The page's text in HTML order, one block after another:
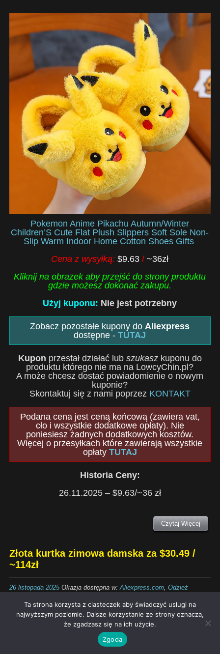
Pokemon Anime Pikachu Autumn/Winter
Children’S Cute Flat Plush Slippers Soft Sole Non-
Slip Warm Indoor Home Cotton Shoes Gifts
Cena z wysyłką:$9.63/~36zł
Kliknij na obrazek aby przejść do strony produktu
gdzie możesz dokonać zakupu.
Użyj kuponu: Nie jest potrzebny
Zobacz pozostałe kupony do Aliexpress
dostępne -TUTAJ
Kupon przestał działać lub szukaszkuponu do
produktu którego nie ma na LowcyChin.pl?
A może chcesz dostać powiadomienie o nowym
kuponie?
Skontaktuj się z nami poprzez KONTAKT
Podana cena jest ceną końcową (zawiera vat,
cło i wszystkie dodatkowe opłaty). Nie
poniesiesz żadnych dodatkowych kosztów.
Więcej o przesyłkach które zawierają wszystkie
opłaty TUTAJ
Historia Ceny:
26.11.2025 – $9.63/~36 zł
Czytaj Więcej
Złota kurtka zimowa damska za $30.49 /
~114zł
26 listopada 2025Okazja dostępna w: Aliexpress.com, Odzież
Damska|Brak Komentarzy
Ta strona korzysta z ciasteczek aby świadczyć usługi na
najwyższym poziomie. Dalsze korzystanie ze strony oznacza,
że zgadzasz się na ich użycie.
Zgoda